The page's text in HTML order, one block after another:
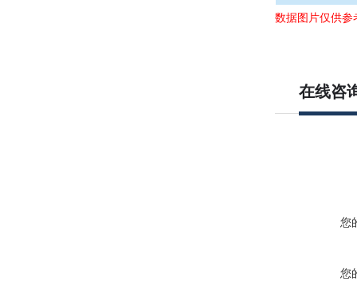
数据图片仅供参
在线咨
您
您